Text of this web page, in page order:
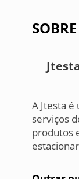
A Jtesta
serviços
produtos